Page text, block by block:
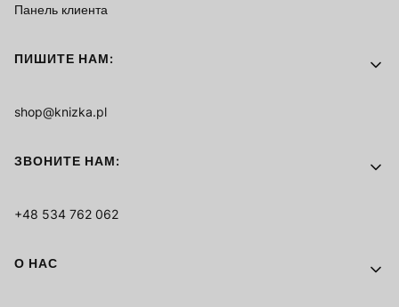
Панель клиента
ПИШИТЕ НАМ:
shop@knizka.pl
ЗВОНИТЕ НАМ:
+48 534 762 062
О НАС